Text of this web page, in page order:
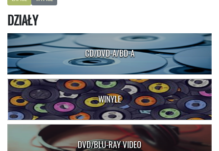
DZIAŁY
CD/DVD-A/BD-A
WINYLE
DVD/BLU-RAY VIDEO